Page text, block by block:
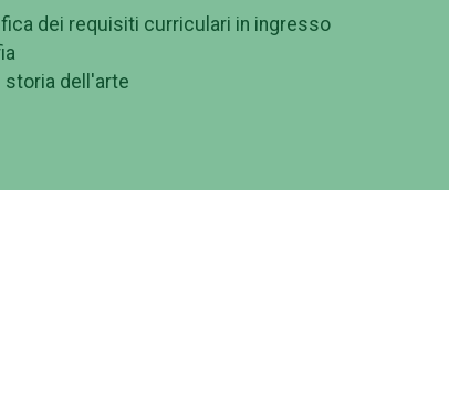
dei requisiti curriculari in ingresso
storia dell'arte